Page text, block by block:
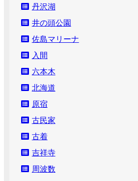
丹沢湖
井の頭公園
佐島マリーナ
入間
六本木
北海道
原宿
古民家
古着
吉祥寺
周波数